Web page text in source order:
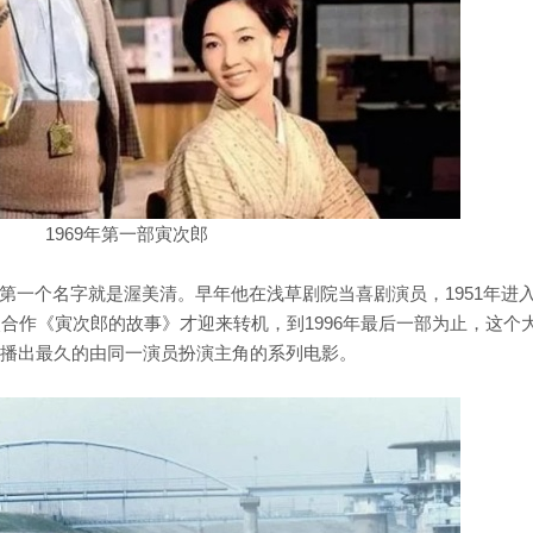
1969年第一部寅次郎
一个名字就是渥美清。早年他在浅草剧院当喜剧演员，1951年进
作《寅次郎的故事》才迎来转机，到1996年最后一部为止，这个
出最久的由同一演员扮演主角的系列电影。